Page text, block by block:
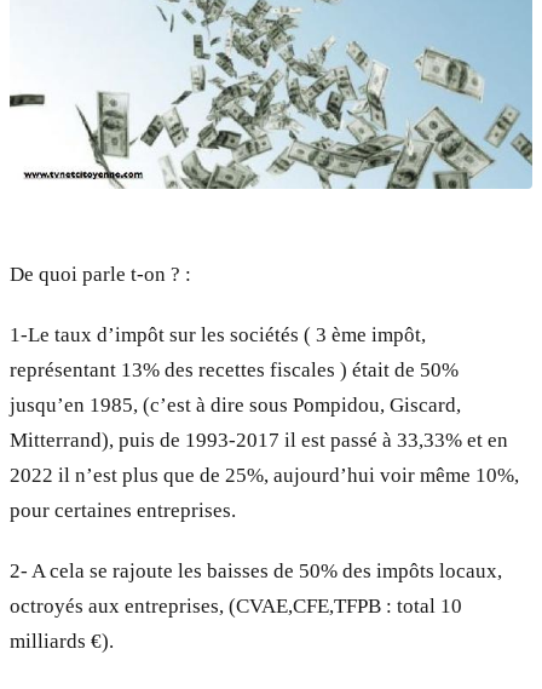
De quoi parle t-on ? :
1-Le taux d’impôt sur les sociétés ( 3 ème impôt,
représentant 13% des recettes fiscales ) était de 50%
jusqu’en 1985, (c’est à dire sous Pompidou, Giscard,
Mitterrand), puis de 1993-2017 il est passé à 33,33% et en
2022 il n’est plus que de 25%, aujourd’hui voir même 10%,
pour certaines entreprises.
2- A cela se rajoute les baisses de 50% des impôts locaux,
octroyés aux entreprises, (CVAE,CFE,TFPB : total 10
milliards €).